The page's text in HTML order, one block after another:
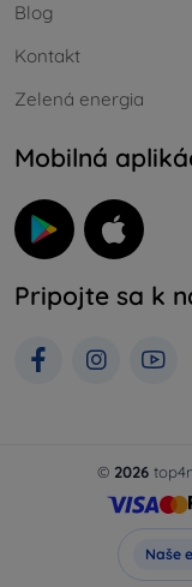
Blog
Kontakt
Zelená energia
Mobilná
Pripojte sa k
© 2026
Naše